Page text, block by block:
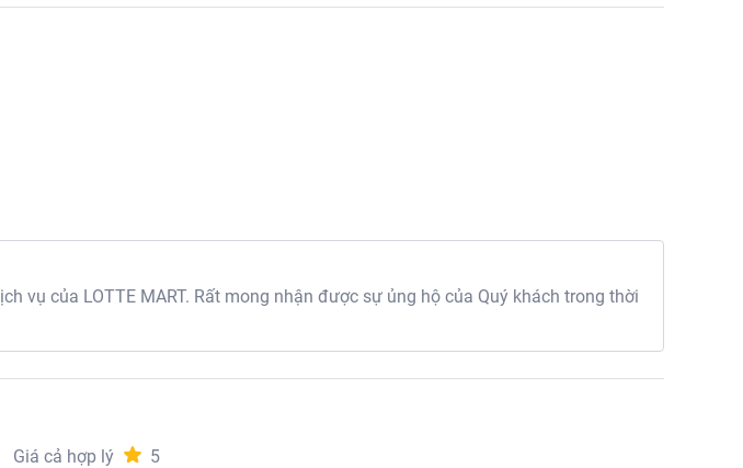
vụ của LOTTE MART. Rất mong nhận được sự ủng hộ của Quý khách trong thời
Giá cả hợp lý 5